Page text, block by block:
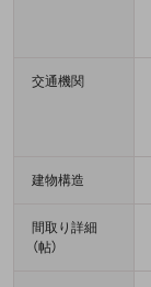
交通機関
建物構造
間取り詳細
（帖）